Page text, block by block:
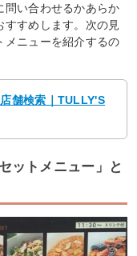
問い合わせるかあらか
すすめします。次の見
メニューを紹介するの
舗検索｜TULLY'S
ットメニュー」と